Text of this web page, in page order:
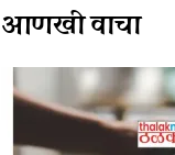
आणखी वाचा